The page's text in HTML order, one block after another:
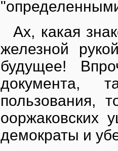
Ах, какая
железной
будущее!
документа,
пользования,
ооржаковских
демократы и